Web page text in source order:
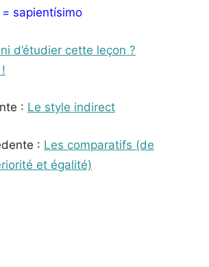
sapientísimo
d’étudier cette leçon ?
: Le style indirect
: Les comparatifs (de
et égalité)